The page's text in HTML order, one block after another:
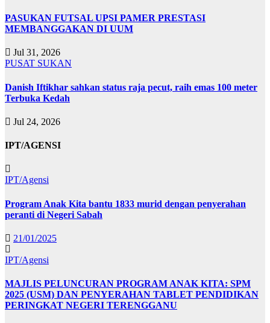
PASUKAN FUTSAL UPSI PAMER PRESTASI
MEMBANGGAKAN DI UUM
Jul 31, 2026
PUSAT SUKAN
Danish Iftikhar sahkan status raja pecut, raih emas 100 meter
Terbuka Kedah
Jul 24, 2026
IPT/AGENSI
IPT/Agensi
Program Anak Kita bantu 1833 murid dengan penyerahan
peranti di Negeri Sabah
21/01/2025
IPT/Agensi
MAJLIS PELUNCURAN PROGRAM ANAK KITA: SPM
2025 (USM) DAN PENYERAHAN TABLET PENDIDIKAN
PERINGKAT NEGERI TERENGGANU